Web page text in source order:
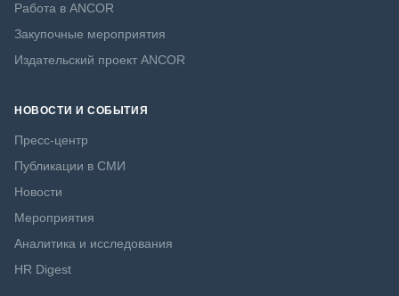
Работа в ANCOR
Закупочные мероприятия
Издательский проект ANCOR
НОВОСТИ И СОБЫТИЯ
Пресс-центр
Публикации в СМИ
Новости
Мероприятия
Аналитика и исследования
HR Digest